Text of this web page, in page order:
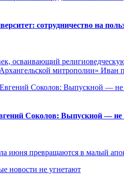
сотрудничество на
осваивающий
митрополии» Иван
Соколов: Выпускной — не
июня превращаются в малый